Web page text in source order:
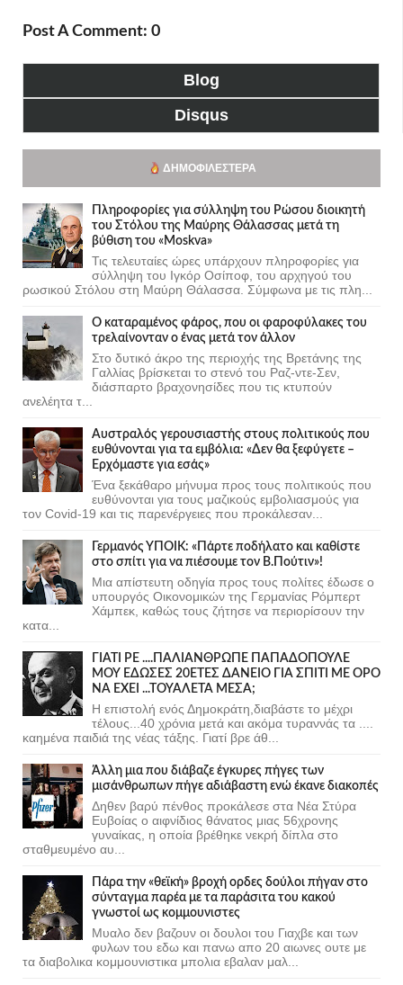
Post A Comment: 0
Blog
Disqus
ΔΗΜΟΦΙΛΈΣΤΕΡΑ
Πληροφορίες για σύλληψη του Ρώσου διοικητή
του Στόλου της Mαύρης Θάλασσας μετά τη
βύθιση του «Moskva»
Τις τελευταίες ώρες υπάρχουν πληροφορίες για
σύλληψη του Ιγκόρ Οσίποφ, του αρχηγού του
ρωσικού Στόλου στη Μαύρη Θάλασσα. Σύμφωνα με τις πλη...
Ο καταραμένος φάρος, που οι φαροφύλακες του
τρελαίνονταν ο ένας μετά τον άλλον
Στο δυτικό άκρο της περιοχής της Βρετάνης της
Γαλλίας βρίσκεται το στενό του Ραζ-ντε-Σεν,
διάσπαρτο βραχονησίδες που τις κτυπούν
ανελέητα τ...
Αυστραλός γερουσιαστής στους πολιτικούς που
ευθύνονται για τα εμβόλια: «Δεν θα ξεφύγετε –
Ερχόμαστε για εσάς»
Ένα ξεκάθαρο μήνυμα προς τους πολιτικούς που
ευθύνονται για τους μαζικούς εμβολιασμούς για
τον Covid-19 και τις παρενέργειες που προκάλεσαν...
Γερμανός ΥΠΟΙΚ: «Πάρτε ποδήλατο και καθίστε
στο σπίτι για να πιέσουμε τον Β.Πούτιν»!
Μια απίστευτη οδηγία προς τους πολίτες έδωσε ο
υπουργός Οικονομικών της Γερμανίας Ρόμπερτ
Χάμπεκ, καθώς τους ζήτησε να περιορίσουν την
κατα...
ΓΙΑΤΙ ΡΕ ....ΠΑΛΙΑΝΘΡΩΠΕ ΠΑΠΑΔΟΠΟΥΛΕ
ΜΟΥ ΕΔΩΣΕΣ 20ΕΤΕΣ ΔΑΝΕΙΟ ΓΙΑ ΣΠΙΤΙ ΜΕ ΟΡΟ
ΝΑ ΕΧΕΙ ...ΤΟΥΑΛΕΤΑ ΜΕΣΑ;
Η επιστολή ενός Δημοκράτη,διαβάστε το μέχρι
τέλους...40 χρόνια μετά και ακόμα τυραννάς τα ....
καημένα παιδιά της νέας τάξης. Γιατί βρε άθ...
Άλλη μια που διάβαζε έγκυρες πήγες των
μισάνθρωπων πήγε αδιάβαστη ενώ έκανε διακοπές
Δηθεν βαρύ πένθος προκάλεσε στα Νέα Στύρα
Ευβοίας ο αιφνίδιος θάνατος μιας 56χρονης
γυναίκας, η οποία βρέθηκε νεκρή δίπλα στο
σταθμευμένο αυ...
Πάρα την «θεϊκή» βροχή ορδες δούλοι πήγαν στο
σύνταγμα παρέα με τα παράσιτα του κακού
γνωστοί ως κομμουνιστες
Μυαλο δεν βαζουν οι δουλοι του Γιαχβε και των
φυλων του εδω και πανω απο 20 αιωνες ουτε με
τα διαβολικα κομμουνιστικα μπολια εβαλαν μαλ...